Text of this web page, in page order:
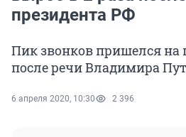
президента РФ
Пик звонков пришелся
после речи Владимира
6 апреля 2020, 10:30 2 396